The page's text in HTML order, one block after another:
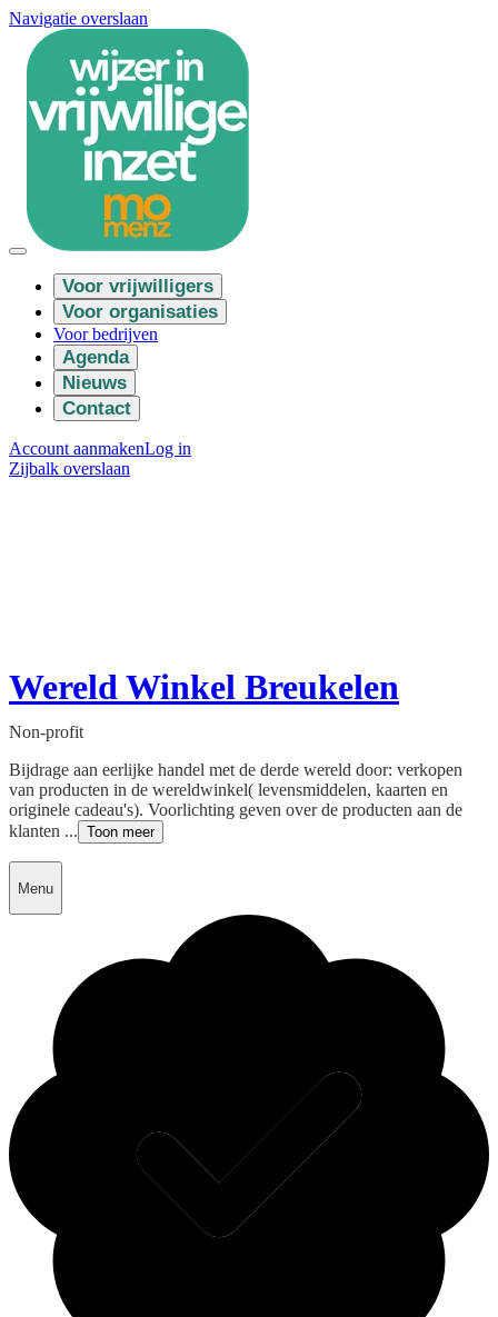
Navigatie overslaan
Voor vrijwilligers
Voor organisaties
Voor bedrijven
Agenda
Nieuws
Contact
Account aanmakenLog in
Zijbalk overslaan
Wereld Winkel Breukelen
Non-profit
Bijdrage aan eerlijke handel met de derde wereld door: verkopen
van producten in de wereldwinkel( levensmiddelen, kaarten en
originele cadeau's). Voorlichting geven over de producten aan de
klanten ... Toon meer
Menu